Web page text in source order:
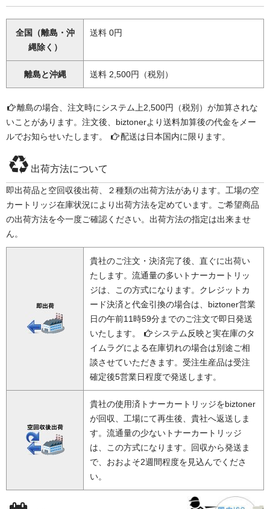
全国（離島・沖
縄除く）
送料 0円
離島と沖縄 送料 2,500円（税別）
離島の場合、注文時にシステム上2,500円（税別）が加算されな
いことがあります。注文後、biztonerより送料加算後の代金をメー
ルでお知らせいたします。
配送は日本国内に限ります。
出荷方法について
即出荷品と空回収後出荷、２種類の出荷方法があります。工場の空
カートリッジ在庫状況により出荷方法を定めています。ご希望商品
の出荷方法を今一度ご確認ください。出荷方法の指定は出来ませ
ん。
貴社のご注文・決済完了後、直ぐに出荷い
たします。流通量の多いトナーカートリッ
ジは、この方式になります。クレジットカ
ード決済と代金引換の場合は、biztoner営業
日の午前11時59分までのご注文で即日発送
いたします。
システム反映と実在庫のタ
イムラグによる在庫切れの場合は別途ご相
談させていただきます。受注生産品は受注
確定後5営業日程度で発送します。
貴社の使用済トナーカートリッジをbiztoner
が回収、工場にて再生後、貴社へ返送しま
す。流通量の少ないトナーカートリッジ
は、この方式になります。回収から発送ま
で、おおよそ2週間程度を見込んでくださ
い。